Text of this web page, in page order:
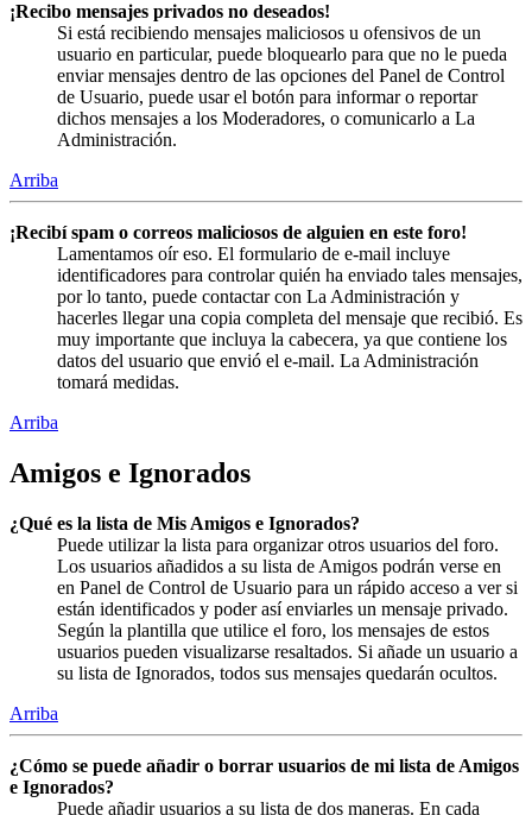
¡Recibo mensajes privados no deseados!
Si está recibiendo mensajes maliciosos u ofensivos de un
usuario en particular, puede bloquearlo para que no le pueda
enviar mensajes dentro de las opciones del Panel de Control
de Usuario, puede usar el botón para informar o reportar
dichos mensajes a los Moderadores, o comunicarlo a La
Administración.
Arriba
¡Recibí spam o correos maliciosos de alguien en este foro!
Lamentamos oír eso. El formulario de e-mail incluye
identificadores para controlar quién ha enviado tales mensajes,
por lo tanto, puede contactar con La Administración y
hacerles llegar una copia completa del mensaje que recibió. Es
muy importante que incluya la cabecera, ya que contiene los
datos del usuario que envió el e-mail. La Administración
tomará medidas.
Arriba
Amigos e Ignorados
¿Qué es la lista de Mis Amigos e Ignorados?
Puede utilizar la lista para organizar otros usuarios del foro.
Los usuarios añadidos a su lista de Amigos podrán verse en
en Panel de Control de Usuario para un rápido acceso a ver si
están identificados y poder así enviarles un mensaje privado.
Según la plantilla que utilice el foro, los mensajes de estos
usuarios pueden visualizarse resaltados. Si añade un usuario a
su lista de Ignorados, todos sus mensajes quedarán ocultos.
Arriba
¿Cómo se puede añadir o borrar usuarios de mi lista de Amigos
e Ignorados?
Puede añadir usuarios a su lista de dos maneras. En cada